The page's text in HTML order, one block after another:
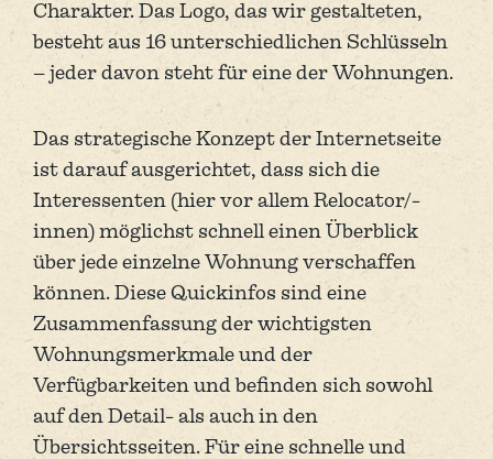
Charakter. Das Logo, das wir gestalteten,
besteht aus 16 unterschiedlichen Schlüsseln
– jeder davon steht für eine der Wohnungen.
Das strategische Konzept der Internetseite
ist darauf ausgerichtet, dass sich die
Interessenten (hier vor allem Relocator/-
innen) möglichst schnell einen Überblick
über jede einzelne Wohnung verschaffen
können. Diese Quickinfos sind eine
Zusammenfassung der wichtigsten
Wohnungsmerkmale und der
Verfügbarkeiten und befinden sich sowohl
auf den Detail- als auch in den
Übersichtsseiten. Für eine schnelle und